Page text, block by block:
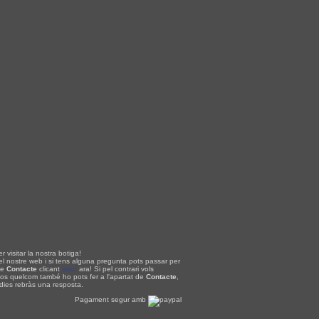
visitar la nostra botiga!
nostre web i si tens alguna pregunta pots passar per
Contacte clicantaquí ara! Si pel contrari vols
quelcom també ho pots fer a l'apartat de Contacte
rebràs una resposta.
Pagament segur amb